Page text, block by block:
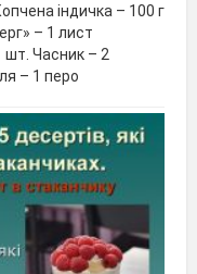
індичка – 100 г
– 1 лист
шт. Часник – 2
– 1 перо